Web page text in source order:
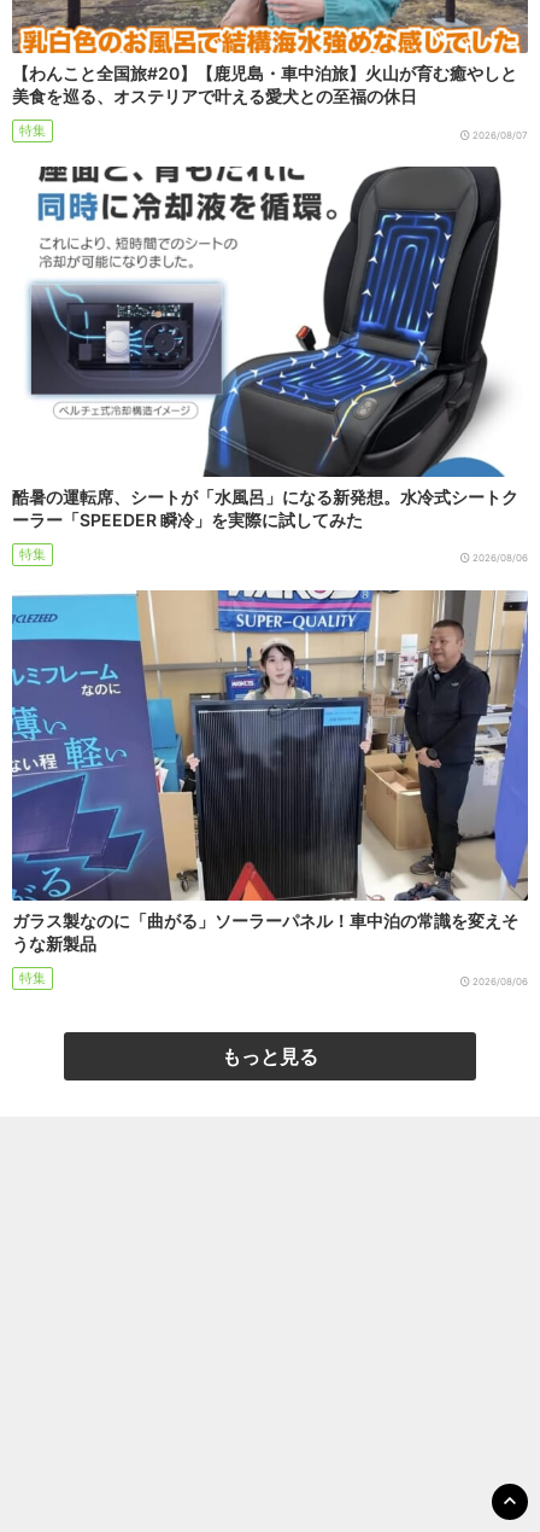
【わんこと全国旅#20】【鹿児島・車中泊旅】火山が育む癒やしと
美食を巡る、オステリアで叶える愛犬との至福の休日
特集 2026/08/07
酷暑の運転席、シートが「水風呂」になる新発想。水冷式シートク
ーラー「SPEEDER 瞬冷」を実際に試してみた
特集 2026/08/06
ガラス製なのに「曲がる」ソーラーパネル！車中泊の常識を変えそ
うな新製品
特集 2026/08/06
もっと見る